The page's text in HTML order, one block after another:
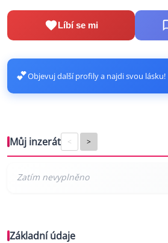
Líbí se mi
💕Objevuj další profily a najdi svou lásku!
Můj inzerát < >
Základní údaje